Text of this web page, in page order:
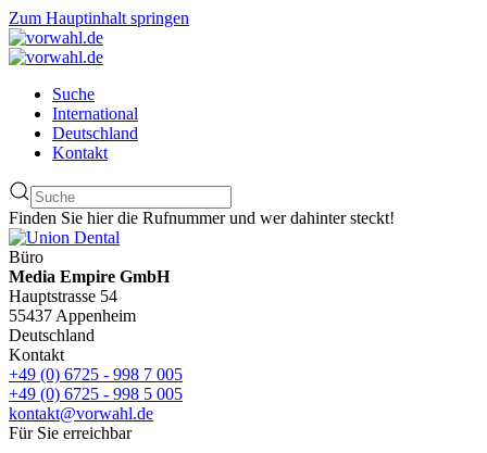
Zum Hauptinhalt springen
Suche
International
Deutschland
Kontakt
Finden Sie hier die Rufnummer und wer dahinter steckt!
Büro
Media Empire GmbH
Hauptstrasse 54
55437 Appenheim
Deutschland
Kontakt
+49 (0) 6725 - 998 7 005
+49 (0) 6725 - 998 5 005
kontakt@vorwahl.de
Für Sie erreichbar